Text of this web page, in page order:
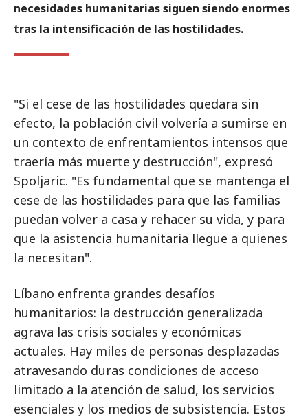
necesidades humanitarias siguen siendo enormes
tras la intensificación de las hostilidades.
"Si el cese de las hostilidades quedara sin
efecto, la población civil volvería a sumirse en
un contexto de enfrentamientos intensos que
traería más muerte y destrucción", expresó
Spoljaric. "Es fundamental que se mantenga el
cese de las hostilidades para que las familias
puedan volver a casa y rehacer su vida, y para
que la asistencia humanitaria llegue a quienes
la necesitan".
Líbano enfrenta grandes desafíos
humanitarios: la destrucción generalizada
agrava las crisis sociales y económicas
actuales. Hay miles de personas desplazadas
atravesando duras condiciones de acceso
limitado a la atención de salud, los servicios
esenciales y los medios de subsistencia. Estos